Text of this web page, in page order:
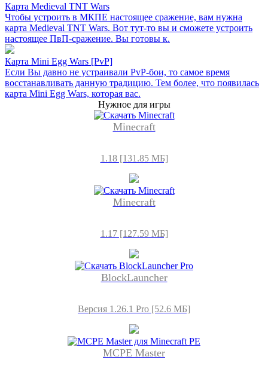
Карта Medieval TNT Wars
Чтобы устроить в МКПЕ настоящее сражение, вам нужна
карта Medieval TNT Wars. Вот тут-то вы и сможете устроить
настоящее ПвП-сражение. Вы готовы к.
Карта Mini Egg Wars [PvP]
Если Вы давно не устраивали PvP-бои, то самое время
восстанавливать данную традицию. Тем более, что появилась
карта Mini Egg Wars, которая вас.
Нужное для игры
Minecraft
1.18 [131.85 МБ]
Minecraft
1.17 [127.59 МБ]
BlockLauncher
Версия 1.26.1 Pro [52.6 МБ]
MCPE Master